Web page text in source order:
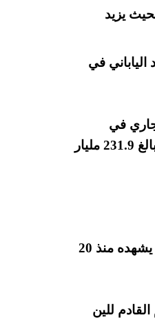
يزيد
الياباني في
ين في عجز تجاري في
أغسطس. وتغلب على التوقعات بعجز قدره 483.2 مليار ين في أعقاب العجز البالغ 231.9 مليار
انخفض الين بنسبة 0.07٪ إلى 112.43 مقابل الدولار الأمريكي ، وهو مستوى لم يشهده منذ 20
116.36. نشاهد الدعم القادم للين